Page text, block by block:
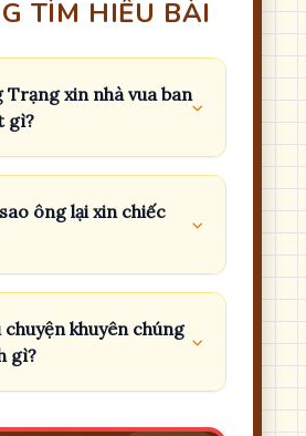
TÌM HIỂU BÀI
Trạng xin nhà vua ban
gì?
ông lại xin chiếc
chuyện khuyên chúng
gì?